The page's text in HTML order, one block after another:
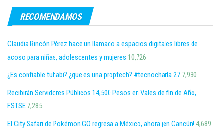
RECOMENDAMOS
Claudia Rincón Pérez hace un llamado a espacios digitales libres de
acoso para niñas, adolescentes y mujeres 10,726
¿Es confiable tuhabi? ¿que es una proptech? #tecnocharla 27 7,930
Recibirán Servidores Públicos 14,500 Pesos en Vales de fin de Año,
FSTSE 7,285
El City Safari de Pokémon GO regresa a México, ahora ¡en Cancún! 4,689